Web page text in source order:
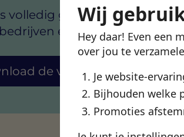
Wij
Hey daar! Even een
over jou te
Je website-
Bijhouden welke
Promoties
volledig gratis voor jou. Swipe
en video’s in de
de vacature-app